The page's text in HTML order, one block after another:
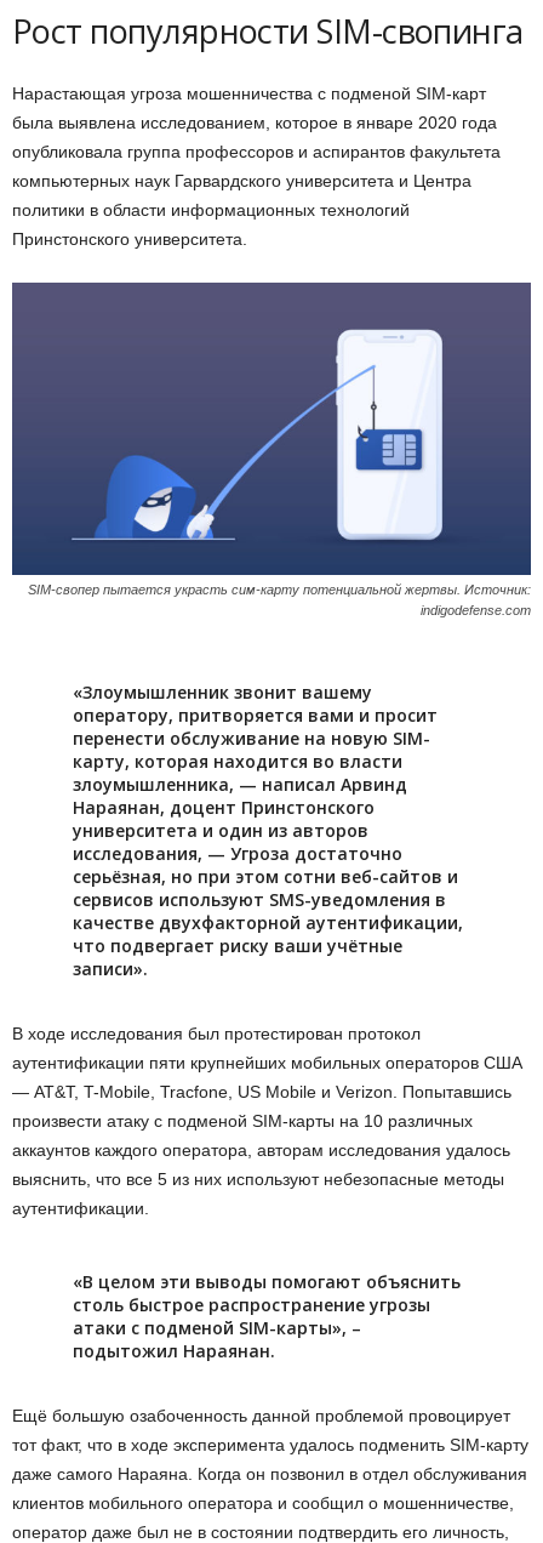
Рост популярности SIM-свопинга
Нарастающая угроза мошенничества с подменой SIM-карт
была выявлена исследованием, которое в январе 2020 года
опубликовала группа профессоров и аспирантов факультета
компьютерных наук Гарвардского университета и Центра
политики в области информационных технологий
Принстонского университета.
SIM-свопер пытается украсть сим-карту потенциальной жертвы. Источник:
indigodefense.com
«Злоумышленник звонит вашему
оператору, притворяется вами и просит
перенести обслуживание на новую SIM-
карту, которая находится во власти
злоумышленника, — написал Арвинд
Нараянан, доцент Принстонского
университета и один из авторов
исследования, — Угроза достаточно
серьёзная, но при этом сотни веб-сайтов и
сервисов используют SMS-уведомления в
качестве двухфакторной аутентификации,
что подвергает риску ваши учётные
записи».
В ходе исследования был протестирован протокол
аутентификации пяти крупнейших мобильных операторов США
— AT&T, T-Mobile, Tracfone, US Mobile и Verizon. Попытавшись
произвести атаку с подменой SIM-карты на 10 различных
аккаунтов каждого оператора, авторам исследования удалось
выяснить, что все 5 из них используют небезопасные методы
аутентификации.
«В целом эти выводы помогают объяснить
столь быстрое распространение угрозы
атаки с подменой SIM-карты», –
подытожил Нараянан.
Ещё большую озабоченность данной проблемой провоцирует
тот факт, что в ходе эксперимента удалось подменить SIM-карту
даже самого Нараяна. Когда он позвонил в отдел обслуживания
клиентов мобильного оператора и сообщил о мошенничестве,
оператор даже был не в состоянии подтвердить его личность,